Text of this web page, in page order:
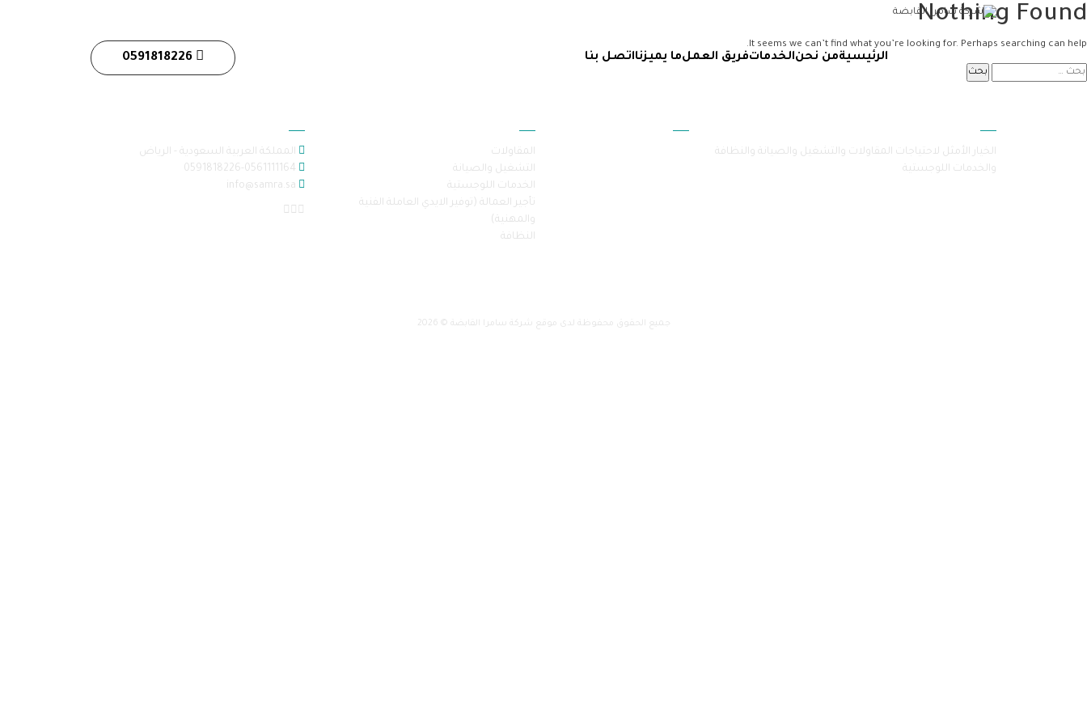
الرئيسيةمن نحنالخدماتفريق العملما يميزنااتصل بنا 0591818226
Nothing Found
It seems we can’t find what you’re looking for. Perhaps searching can help.
الخيار الأمثل لاحتياجات المقاولات والتشغيل والصيانة والنظافة
والخدمات اللوجستية
المقاولات
التشغيل والصيانة
الخدمات اللوجستية
تأجير العمالة (توفير الايدي العاملة الفنية
والمهنية)
النظافة
المملكة العربية السعودية - الرياض
info@samra.sa
جميع الحقوق محفوظة لدى موقع شركة سامرا القابضة © 2026